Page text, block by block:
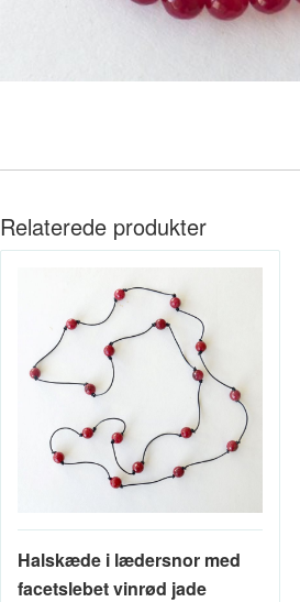
Relaterede produkter
Halskæde i lædersnor med
facetslebet vinrød jade